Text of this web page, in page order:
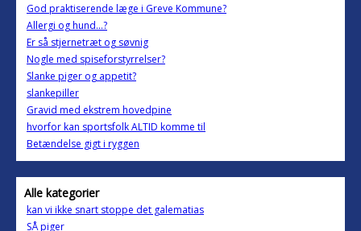
God praktiserende læge i Greve Kommune?
Allergi og hund...?
Er så stjernetræt og søvnig
Nogle med spiseforstyrrelser?
Slanke piger og appetit?
slankepiller
Gravid med ekstrem hovedpine
hvorfor kan sportsfolk ALTID komme til
Betændelse gigt i ryggen
Alle kategorier
kan vi ikke snart stoppe det galematias
SÅ piger